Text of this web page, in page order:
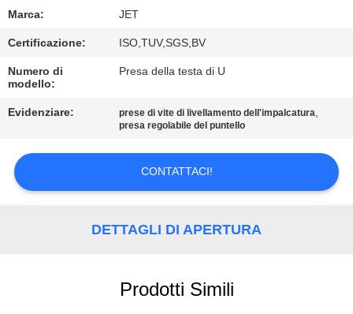
CONTATTACI
RICHIEDA
UNA
CITAZIONE
MAPPA
Marca: JET
Certificazione: ISO,TUV,SGS,BV
Numero di
modello:
Presa della testa di U
Evidenziare: prese di vite di livellamento dell'impalcatura,
presa regolabile del puntello
CONTATTACI!
DETTAGLI DI APERTURA
Prodotti Simili